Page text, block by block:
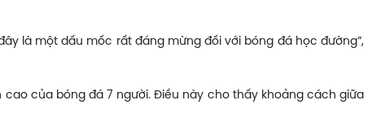
là một dấu mốc rất đáng mừng đối với bóng đá học đường”,
của bóng đá 7 người. Điều này cho thấy khoảng cách giữa